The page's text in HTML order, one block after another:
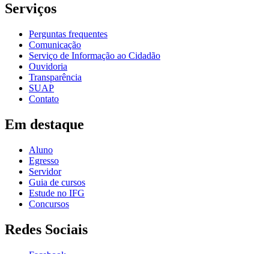
Serviços
Perguntas frequentes
Comunicação
Serviço de Informação ao Cidadão
Ouvidoria
Transparência
SUAP
Contato
Em destaque
Aluno
Egresso
Servidor
Guia de cursos
Estude no IFG
Concursos
Redes Sociais